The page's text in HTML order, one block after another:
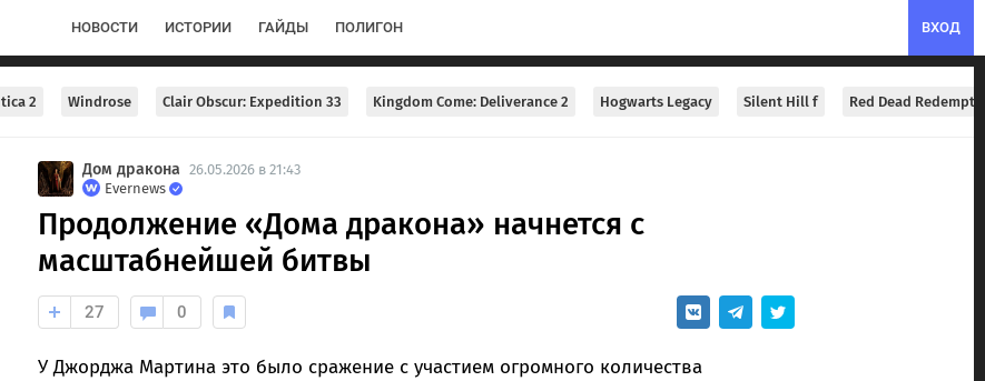
ВХОД
НОВОСТИ ИСТОРИИ ГАЙДЫ ПОЛИГОН
2 Windrose Clair Obscur: Expedition 33 Kingdom Come: Deliverance 2 Hogwarts Legacy Silent Hill f Red Dead
Дом дракона 26.05.2026 в 21:43
Evernews
Продолжение «Дома дракона» начнется с
масштабнейшей битвы
27 0
У Джорджа Мартина это было сражение с участием огромного количества